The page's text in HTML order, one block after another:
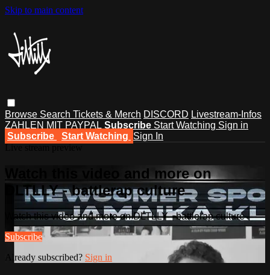
Skip to main content
Browse Search Tickets & Merch DISCORD Livestream-Infos
ZAHLEN MIT PAYPAL Subscribe Start Watching Sign in
Subscribe
Start Watching Sign In
Watch this video and more on
DLTLLY - battlerap culture
Watch this video and more on DLTLLY - battlerap culture
Subscribe
Already subscribed? Sign in